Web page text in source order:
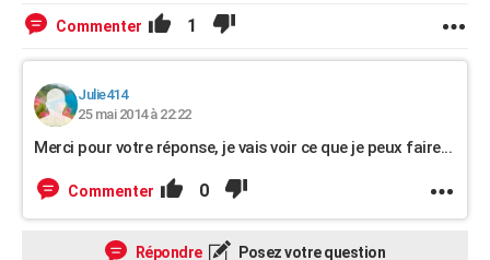
Commenter 1
Julie414
25 mai 2014 à 22:22
Merci pour votre réponse, je vais voir ce que je peux faire...
Commenter 0
Répondre Posez votre question